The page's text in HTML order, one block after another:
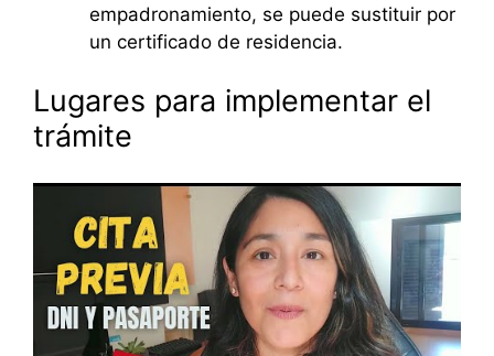
empadronamiento, se puede sustituir por
un certificado de residencia.
Lugares para implementar el
trámite